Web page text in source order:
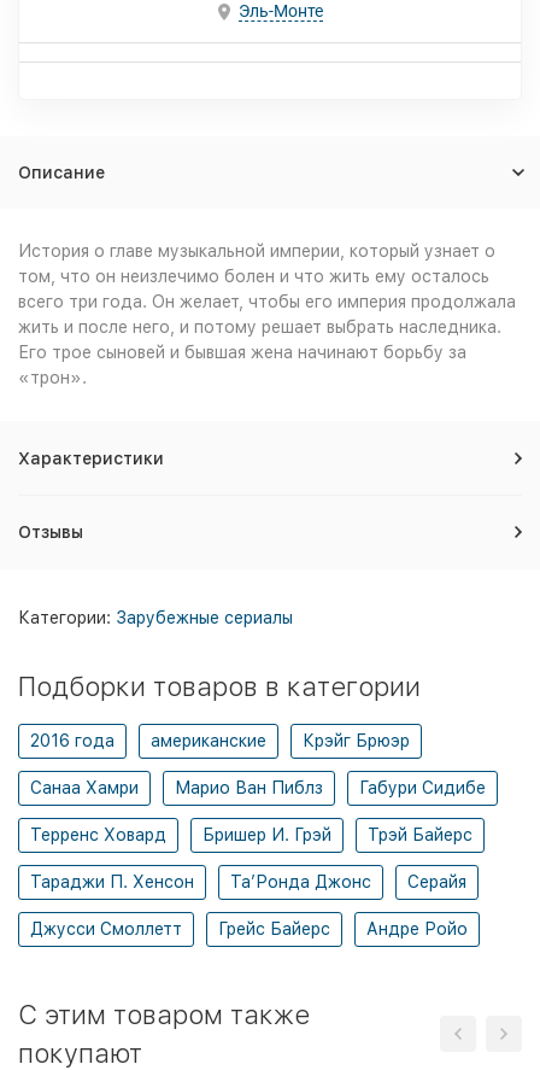
Эль-Монте
Описание
История о главе музыкальной империи, который узнает о
том, что он неизлечимо болен и что жить ему осталось
всего три года. Он желает, чтобы его империя продолжала
жить и после него, и потому решает выбрать наследника.
Его трое сыновей и бывшая жена начинают борьбу за
«трон».
Характеристики
Отзывы
Категории: Зарубежные сериалы
Подборки товаров в категории
2016 года американские Крэйг Брюэр
Санаа Хамри Марио Ван Пиблз Габури Сидибе
Терренс Ховард Бришер И. Грэй Трэй Байерс
Тараджи П. Хенсон Та’Ронда Джонс Серайя
Джусси Смоллетт Грейс Байерс Андре Ройо
C этим товаром также
покупают